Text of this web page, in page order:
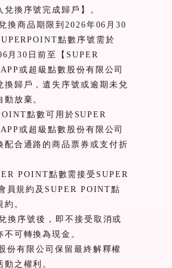
換序號完成歸戶】。
換商品期限到 2026年06 月30
點數序號需於
月30 日前至【 SUPER
或超級點數股份有限公司
換歸戶，遺失序號或逾期未兌
動放棄。
點數可用於 SUPER
或超級點數股份有限公司
配合通路的商品票券或支付折
POINT點數需接受 SUPER
員規約及 SUPER POINT點
。
換序號後，即不接受取消或
不可轉換為現金。
份有限公司保留最終解釋權
動之權利。